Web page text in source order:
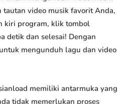
video musik favorit Anda,
kiri program, klik tombol
detik dan selesai! Dengan
mengunduh lagu dan video
memiliki antarmuka yang
tidak memerlukan proses